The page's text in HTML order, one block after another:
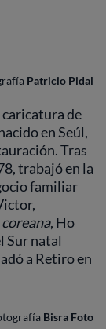
Patricio Pidal
de
en Seúl,
Tras
trabajó en la
familiar
, Ho
Sur natal
a Retiro en
Bisra Foto